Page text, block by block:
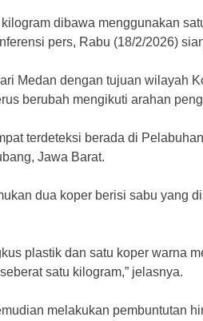
dibawa menggunakan
pers, Rabu (18/2/2026)
Medan dengan tujuan wilayah
berubah mengikuti arahan
terdeteksi berada di
Jawa Barat.
dua koper berisi sabu yang
plastik dan satu koper warna
satu kilogram,” jelasnya.
melakukan pembuntutan